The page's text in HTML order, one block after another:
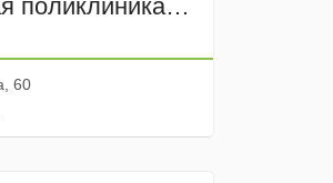
поликлиника
района
60